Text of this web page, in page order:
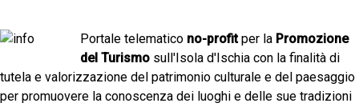
Portale telematico no-profitper la Promozione
del Turismo sull'Isola d'Ischia con la finalità di
tutela e valorizzazione del patrimonio culturale e del paesaggio
per promuovere la conoscenza dei luoghi e delle sue tradizioni